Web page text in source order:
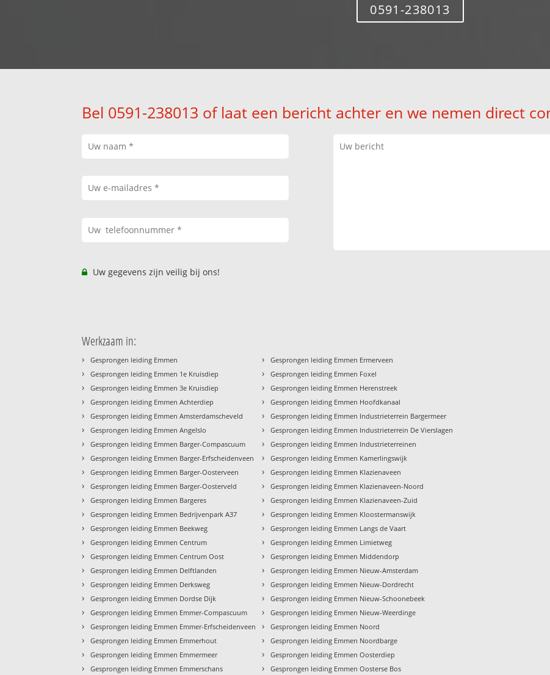
0591-238013
Bel 0591-238013 of laat een bericht achter en we nemen direct
Uw gegevens zijn veilig bij ons!
Werkzaam in:
› Gesprongen leiding Emmen
› Gesprongen leiding Emmen 1e Kruisdiep
› Gesprongen leiding Emmen 3e Kruisdiep
› Gesprongen leiding Emmen Achterdiep
› Gesprongen leiding Emmen Amsterdamscheveld
› Gesprongen leiding Emmen Angelslo
› Gesprongen leiding Emmen Barger-Compascuum
› Gesprongen leiding Emmen Barger-Erfscheidenveen
› Gesprongen leiding Emmen Barger-Oosterveen
› Gesprongen leiding Emmen Barger-Oosterveld
› Gesprongen leiding Emmen Bargeres
› Gesprongen leiding Emmen Bedrijvenpark A37
› Gesprongen leiding Emmen Beekweg
› Gesprongen leiding Emmen Centrum
› Gesprongen leiding Emmen Centrum Oost
› Gesprongen leiding Emmen Delftlanden
› Gesprongen leiding Emmen Derksweg
› Gesprongen leiding Emmen Dordse Dijk
› Gesprongen leiding Emmen Emmer-Compascuum
› Gesprongen leiding Emmen Emmer-Erfscheidenveen
› Gesprongen leiding Emmen Emmerhout
› Gesprongen leiding Emmen Emmermeer
› Gesprongen leiding Emmen Emmerschans
› Gesprongen leiding Emmen Ermerveen
› Gesprongen leiding Emmen Foxel
› Gesprongen leiding Emmen Herenstreek
› Gesprongen leiding Emmen Hoofdkanaal
› Gesprongen leiding Emmen Industrieterrein Bargermeer
› Gesprongen leiding Emmen Industrieterrein De Vierslagen
› Gesprongen leiding Emmen Industrieterreinen
› Gesprongen leiding Emmen Kamerlingswijk
› Gesprongen leiding Emmen Klazienaveen
› Gesprongen leiding Emmen Klazienaveen-Noord
› Gesprongen leiding Emmen Klazienaveen-Zuid
› Gesprongen leiding Emmen Kloostermanswijk
› Gesprongen leiding Emmen Langs de Vaart
› Gesprongen leiding Emmen Limietweg
› Gesprongen leiding Emmen Middendorp
› Gesprongen leiding Emmen Nieuw-Amsterdam
› Gesprongen leiding Emmen Nieuw-Dordrecht
› Gesprongen leiding Emmen Nieuw-Schoonebeek
› Gesprongen leiding Emmen Nieuw-Weerdinge
› Gesprongen leiding Emmen Noord
› Gesprongen leiding Emmen Noordbarge
› Gesprongen leiding Emmen Oosterdiep
› Gesprongen leiding Emmen Oosterse Bos